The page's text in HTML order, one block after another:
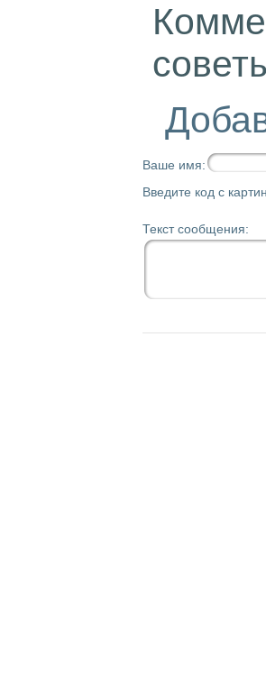
Ваше имя:
Введите код с
Текст сообщения: